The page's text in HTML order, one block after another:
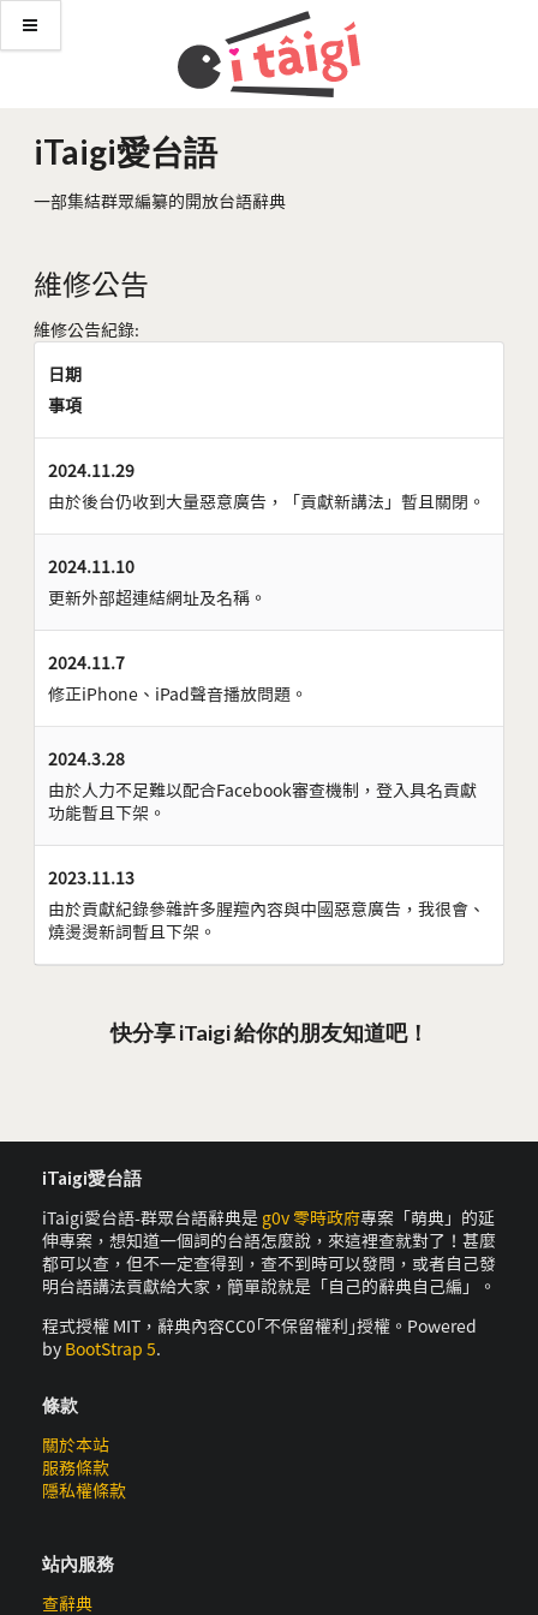
iTaigi愛台語
一部集結群眾編纂的開放台語辭典
維修公告
維修公告紀錄:
日期
事項
2024.11.29
由於後台仍收到大量惡意廣告，「貢獻新講法」暫且關閉。
2024.11.10
更新外部超連結網址及名稱。
2024.11.7
修正iPhone、iPad聲音播放問題。
2024.3.28
由於人力不足難以配合Facebook審查機制，登入具名貢獻
功能暫且下架。
2023.11.13
由於貢獻紀錄參雜許多腥羶內容與中國惡意廣告，我很會、
燒燙燙新詞暫且下架。
快分享 iTaigi 給你的朋友知道吧！
iTaigi愛台語
iTaigi愛台語-群眾台語辭典是 g0v 零時政府專案「萌典」的延
伸專案，想知道一個詞的台語怎麼說，來這裡查就對了！甚麼
都可以查，但不一定查得到，查不到時可以發問，或者自己發
明台語講法貢獻給大家，簡單說就是「自己的辭典自己編」。
程式授權 MIT，辭典內容CC0｢不保留權利｣授權。Powered
by BootStrap 5.
條款
關於本站
服務條款
隱私權條款
站內服務
查辭典